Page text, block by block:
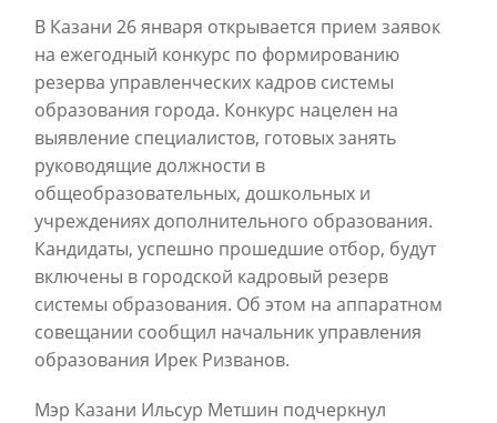
В Казани 26 января открывается прием заявок
на ежегодный конкурс по формированию
резерва управленческих кадров системы
образования города. Конкурс нацелен на
выявление специалистов, готовых занять
руководящие должности в
общеобразовательных, дошкольных и
учреждениях дополнительного образования.
Кандидаты, успешно прошедшие отбор, будут
включены в городской кадровый резерв
системы образования. Об этом на аппаратном
совещании сообщил начальник управления
образования Ирек Ризванов.
Мэр Казани Ильсур Метшин подчеркнул